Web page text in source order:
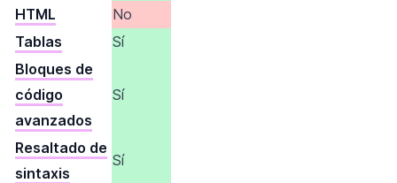
HTML
No
Tablas
Sí
Bloques de
código
avanzados
Sí
Resaltado de
sintaxis
Sí